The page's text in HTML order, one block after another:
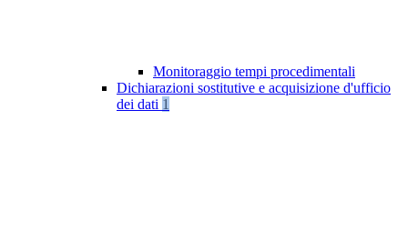
Monitoraggio tempi procedimentali
Dichiarazioni sostitutive e acquisizione d'ufficio
dei dati 1